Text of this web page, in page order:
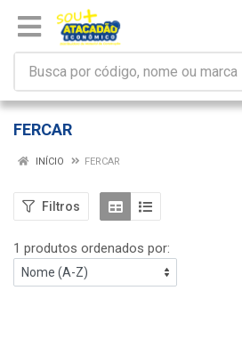
FERCAR
INÍCIO FERCAR
Filtros
1 produtos ordenados por: